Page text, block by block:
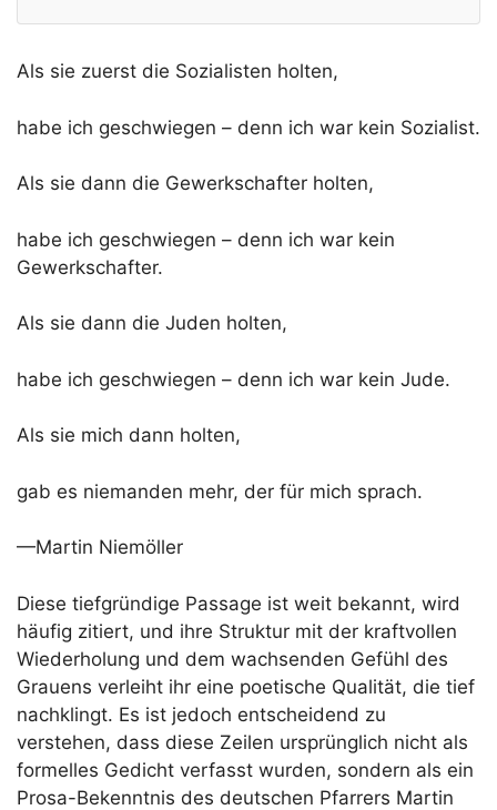
Als sie zuerst die Sozialisten holten,
habe ich geschwiegen – denn ich war kein Sozialist.
Als sie dann die Gewerkschafter holten,
habe ich geschwiegen – denn ich war kein
Gewerkschafter.
Als sie dann die Juden holten,
habe ich geschwiegen – denn ich war kein Jude.
Als sie mich dann holten,
gab es niemanden mehr, der für mich sprach.
—Martin Niemöller
Diese tiefgründige Passage ist weit bekannt, wird
häufig zitiert, und ihre Struktur mit der kraftvollen
Wiederholung und dem wachsenden Gefühl des
Grauens verleiht ihr eine poetische Qualität, die tief
nachklingt. Es ist jedoch entscheidend zu
verstehen, dass diese Zeilen ursprünglich nicht als
formelles Gedicht verfasst wurden, sondern als ein
Prosa-Bekenntnis des deutschen Pfarrers Martin